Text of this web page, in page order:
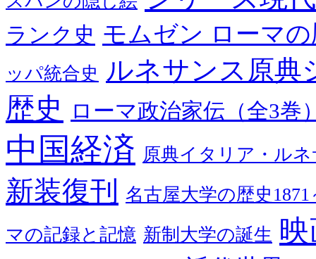
ランク史 モムゼン ローマ
ッパ統合史 ルネサンス原典
歴史 ローマ政治家伝（全3巻
中国経済 原典イタリア・ル
新装復刊 名古屋大学の歴史1871
マの記録と記憶 新制大学の誕生